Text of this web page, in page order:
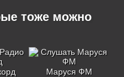
тоже можно
Маруся ФМ